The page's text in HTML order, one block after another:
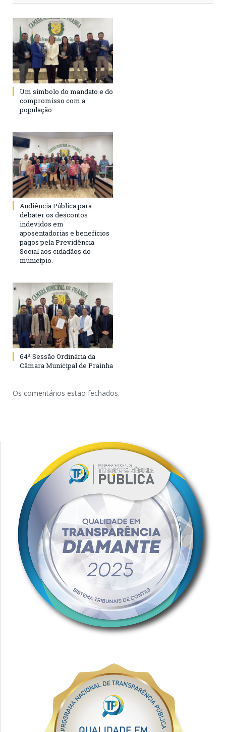
Um símbolo do mandato e do
compromisso com a
população
Audiência Pública para
debater os descontos
indevidos em
aposentadorias e benefícios
pagos pela Previdência
Social aos cidadãos do
município.
64ª Sessão Ordinária da
Câmara Municipal de Prainha
Os comentários estão fechados.